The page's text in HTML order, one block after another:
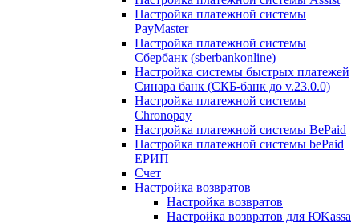
Настройка платежной системы
PayMaster
Настройка платежной системы
Сбербанк (sberbankonline)
Настройка системы быстрых платежей
Синара банк (СКБ-банк до v.23.0.0)
Настройка платежной системы
Chronopay
Настройка платежной системы BePaid
Настройка платежной системы bePaid
ЕРИП
Счет
Настройка возвратов
Настройка возвратов
Настройка возвратов для ЮKassa